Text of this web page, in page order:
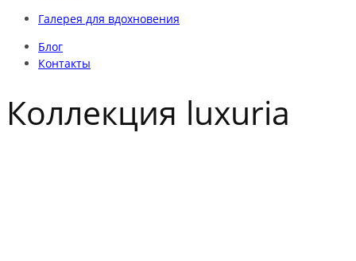
Галерея для вдохновения
Блог
Контакты
Коллекция luxuria